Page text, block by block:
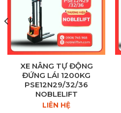
XE NÂNG TỰ ĐỘNG
ĐỨNG LÁI 1200KG
PSE12N29/32/36
NOBLELIFT
LIÊN HỆ